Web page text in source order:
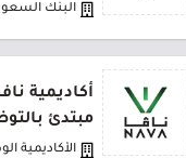
البنك
أكاديمية
مبتدئ
الأكاديمية